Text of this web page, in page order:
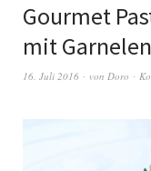
Gourmet
mit Garnelen
16. Juli 2016 von Doro